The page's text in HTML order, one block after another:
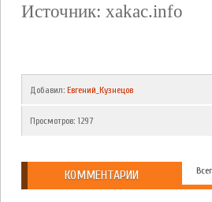
Источник: xakac.info
Добавил: Евгений_Кузнецов
Просмотров: 1297
КОММЕНТАРИИ